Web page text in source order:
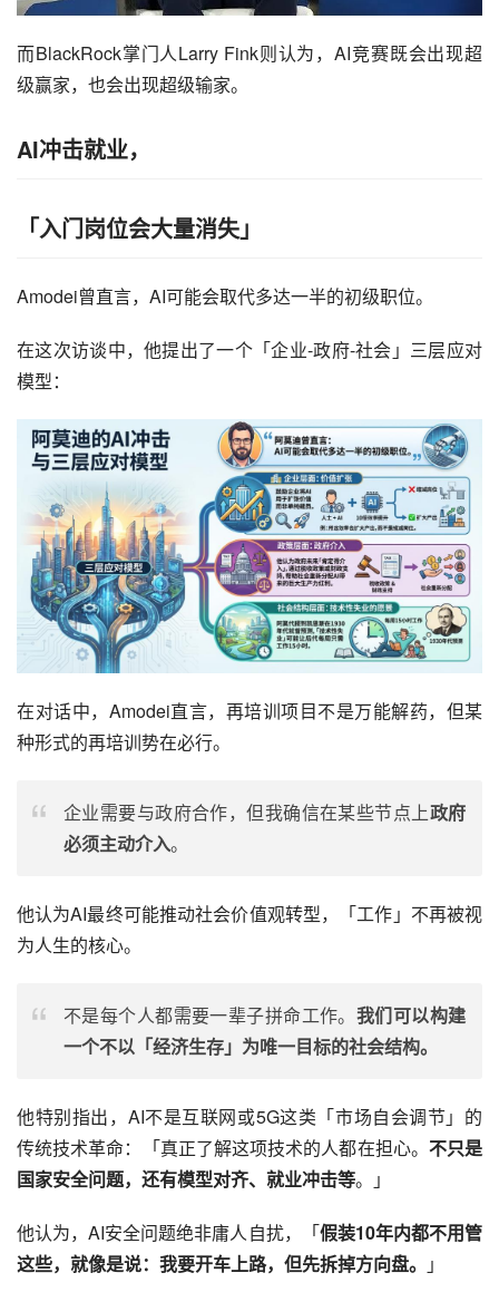
而BlackRock掌门人Larry Fink则认为，AI竞赛既会出现超
级赢家，也会出现超级输家。
AI冲击就业，
「入门岗位会大量消失」
Amodei曾直言，AI可能会取代多达一半的初级职位。
在这次访谈中，他提出了一个「企业-政府-社会」三层应对
模型：
在对话中，Amodei直言，再培训项目不是万能解药，但某
种形式的再培训势在必行。
企业需要与政府合作，但我确信在某些节点上政府
必须主动介入。
他认为AI最终可能推动社会价值观转型，「工作」不再被视
为人生的核心。
不是每个人都需要一辈子拼命工作。 我们可以构建
一个不以「经济生存」为唯一目标的社会结构。
他特别指出，AI不是互联网或5G这类「市场自会调节」的
传统技术革命：「真正了解这项技术的人都在担心。 不只是
国家安全问题，还有模型对齐、就业冲击等。」
他认为，AI安全问题绝非庸人自扰，「假装10年内都不用管
这些，就像是说：我要开车上路，但先拆掉方向盘。 」